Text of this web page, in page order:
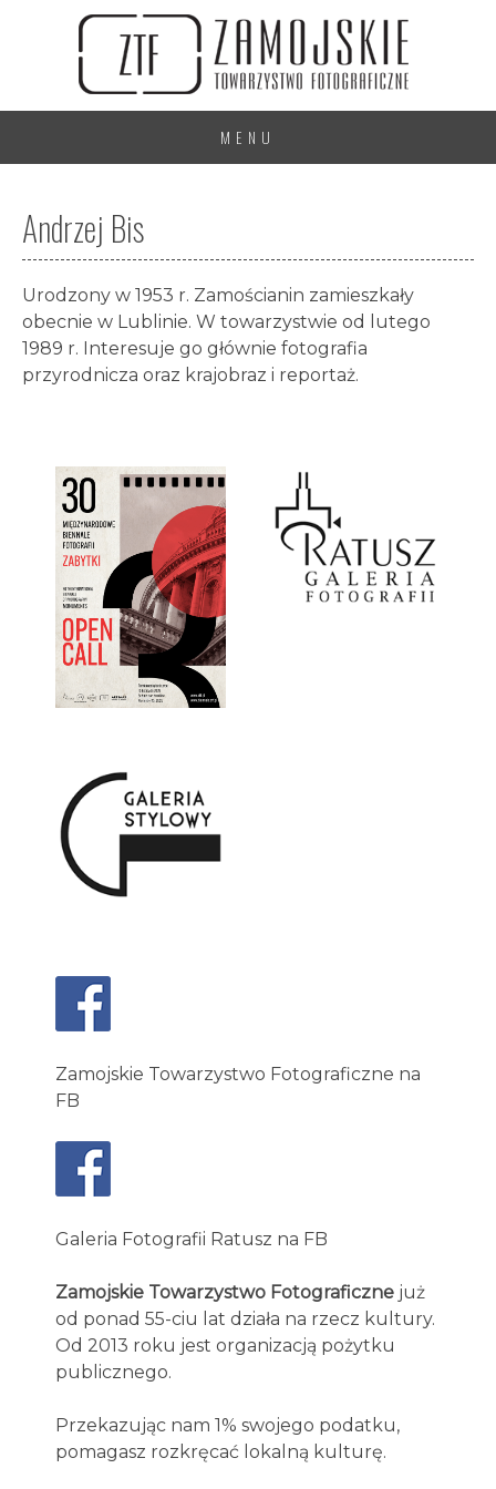
MENU
Andrzej Bis
Urodzony w 1953 r. Zamościanin zamieszkały
obecnie w Lublinie. W towarzystwie od lutego
1989 r. Interesuje go głównie fotografia
przyrodnicza oraz krajobraz i reportaż.
Zamojskie Towarzystwo Fotograficzne na
FB
Galeria Fotografii Ratusz na FB
Zamojskie Towarzystwo Fotograficzne już
od ponad 55-ciu lat działa na rzecz kultury.
Od 2013 roku jest organizacją pożytku
publicznego.
Przekazując nam 1% swojego podatku,
pomagasz rozkręcać lokalną kulturę.